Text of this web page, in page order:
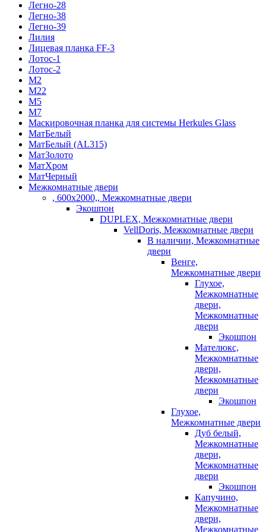
Легно-28
Легно-38
Легно-39
Лилия
Лицевая планка FF-3
Лотос-1
Лотос-2
М2
М22
М5
М7
Маскировочная планка для системы Herkules Glass
МатБелый
МатБелый (AL315)
МатЗолото
МатХром
МатЧерный
Межкомнатные двери
, 600х2000,, Межкомнатные двери
Экошпон
DUPLEX, Межкомнатные двери
VellDoris, Межкомнатные двери
В наличии, Межкомнатные
двери
Венге,
Межкомнатные двери
Глухое,
Межкомнатные
двери,
Межкомнатные
двери
Экошпон
Мателюкс,
Межкомнатные
двери,
Межкомнатные
двери
Экошпон
Глухое,
Межкомнатные двери
Дуб белый,
Межкомнатные
двери,
Межкомнатные
двери
Экошпон
Капучино,
Межкомнатные
двери,
Межкомнатные